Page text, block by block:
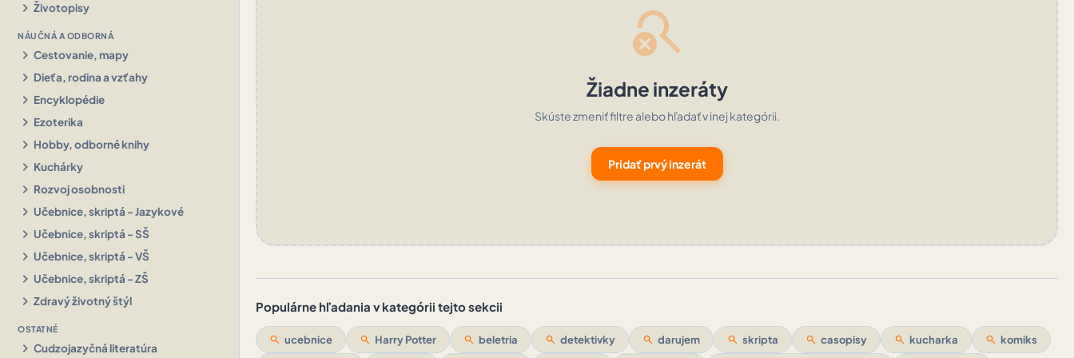
chevron_right Životopisy
NÁUČNÁ A ODBORNÁ
chevron_right Cestovanie, mapy
chevron_right Dieťa, rodina a vzťahy
chevron_right Encyklopédie
chevron_right Ezoterika
chevron_right Hobby, odborné knihy
chevron_right Kuchárky
chevron_right Rozvoj osobnosti
chevron_right Učebnice, skriptá - Jazykové
chevron_right Učebnice, skriptá - SŠ
chevron_right Učebnice, skriptá - VŠ
chevron_right Učebnice, skriptá - ZŠ
chevron_right Zdravý životný štýl
OSTATNÉ
chevron_right Cudzojazyčná literatúra
search_off
Žiadne inzeráty
Skúste zmeniť filtre alebo hľadať v inej kategórii.
Pridať prvý inzerát
Populárne hľadania v kategórii tejto sekcii
search ucebnice search Harry Potter search beletria search detektivky search darujem search skripta search casopisy search kucharka search komiks